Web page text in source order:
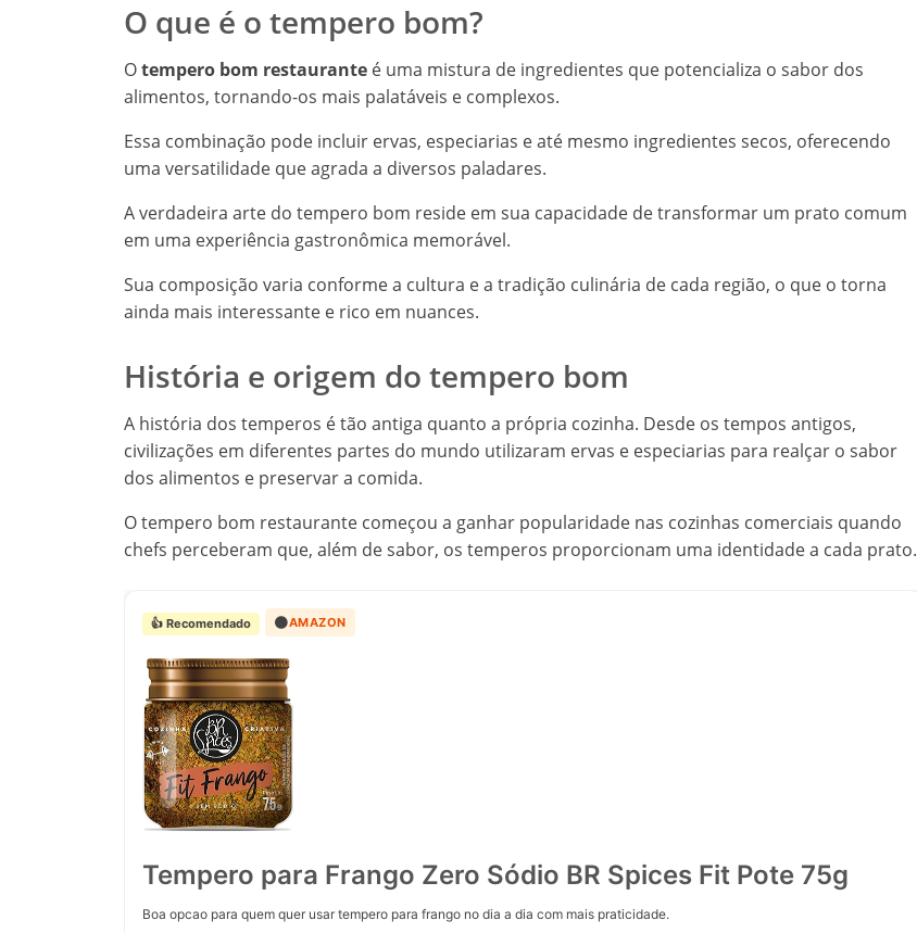
O que é o tempero bom?
Otempero bom restaurante é uma mistura de ingredientes que potencializa o sabor dos
alimentos, tornando-os mais palatáveis e complexos.
Essa combinação pode incluir ervas, especiarias e até mesmo ingredientes secos, oferecendo
uma versatilidade que agrada a diversos paladares.
A verdadeira arte do tempero bom reside em sua capacidade de transformar um prato comum
em uma experiência gastronômica memorável.
Sua composição varia conforme a cultura e a tradição culinária de cada região, o que o torna
ainda mais interessante e rico em nuances.
História e origem do tempero bom
A história dos temperos é tão antiga quanto a própria cozinha. Desde os tempos antigos,
civilizações em diferentes partes do mundo utilizaram ervas e especiarias para realçar o sabor
dos alimentos e preservar a comida.
O tempero bom restaurante começou a ganhar popularidade nas cozinhas comerciais quando
chefs perceberam que, além de sabor, os temperos proporcionam uma identidade a cada prato.
👍 Recomendado 🟠AMAZON
Tempero para Frango Zero Sódio BR Spices Fit Pote 75g
Boa opcao para quem quer usar tempero para frango no dia a dia com mais praticidade.